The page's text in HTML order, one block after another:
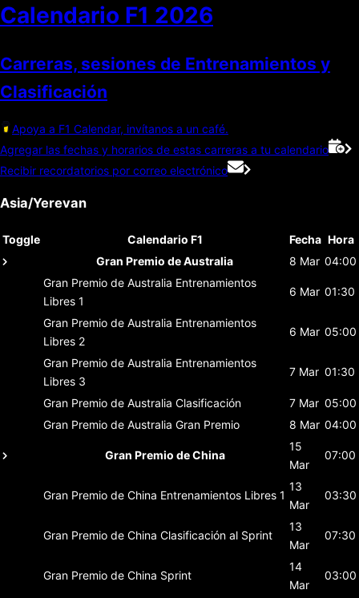
Calendario F1 2026
Carreras, sesiones de Entrenamientos y
Clasificación
Apoya a F1 Calendar, invítanos a un café.
Agregar las fechas y horarios de estas carreras a tu calendario
Recibir recordatorios por correo electrónico
Asia/Yerevan
Toggle Calendario F1 Fecha Hora
Gran Premio de Australia
8 Mar 04:00
Gran Premio de Australia Entrenamientos
Libres 1
6 Mar 01:30
Gran Premio de Australia Entrenamientos
Libres 2
6 Mar 05:00
Gran Premio de Australia Entrenamientos
Libres 3
7 Mar 01:30
Gran Premio de Australia Clasificación 7 Mar 05:00
Gran Premio de Australia Gran Premio 8 Mar 04:00
Gran Premio de China
15
Mar
07:00
Gran Premio de China Entrenamientos Libres 1
13
Mar
03:30
Gran Premio de China Clasificación al Sprint
13
Mar
07:30
Gran Premio de China Sprint
14
Mar
03:00